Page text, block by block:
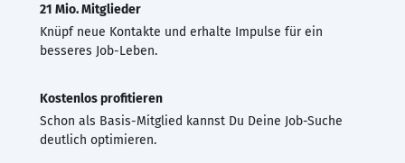
21 Mio. Mitglieder
Knüpf neue Kontakte und erhalte Impulse für ein
besseres Job-Leben.
Kostenlos profitieren
Schon als Basis-Mitglied kannst Du Deine Job-Suche
deutlich optimieren.